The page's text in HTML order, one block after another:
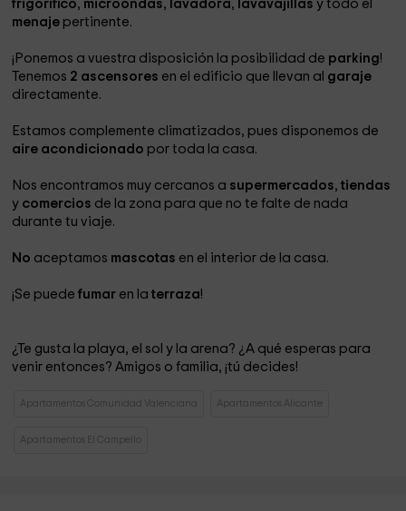
frigorífico, microondas, lavadora, lavavajillas y todo el
menaje pertinente.
¡Ponemos a vuestra disposición la posibilidad de parking!
Tenemos 2 ascensores en el edificio que llevan al garaje
directamente.
Estamos complemente climatizados, pues disponemos de
aire acondicionado por toda la casa.
Nos encontramos muy cercanos a supermercados,tiendas
y comercios de la zona para que no te falte de nada
durante tu viaje.
No aceptamos mascotas en el interior de la casa.
¡Se puedefumar en laterraza!
¿Te gusta la playa, el sol y la arena? ¿A qué esperas para
venir entonces? Amigos o familia, ¡tú decides!
Apartamentos Comunidad Valenciana Apartamentos Alicante
Apartamentos El Campello